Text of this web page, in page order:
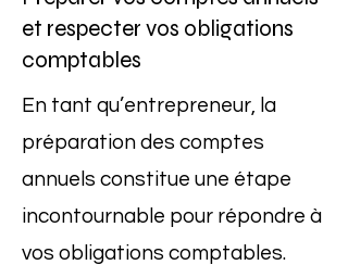
et respecter vos obligations
comptables
En tant qu’entrepreneur, la
préparation des comptes
annuels constitue une étape
incontournable pour répondre à
vos obligations comptables.